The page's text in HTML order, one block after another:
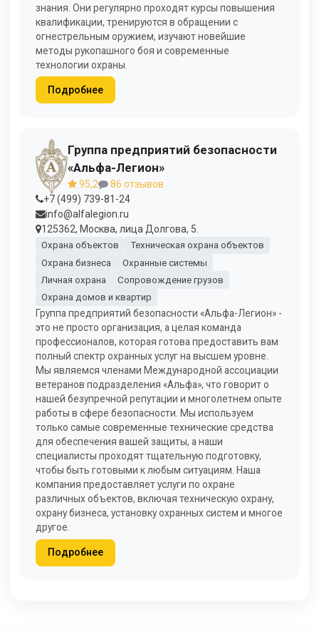
знания. Они регулярно проходят курсы повышения
квалификации, тренируются в обращении с
огнестрельным оружием, изучают новейшие
методы рукопашного боя и современные
технологии охраны.
Подробнее
Группа предприятий безопасности
«Альфа-Легион»
95,2
86 отзывов
+7 (499) 739-81-24
info@alfalegion.ru
125362, Москва, лица Долгова, 5.
Охрана объектов
Техническая охрана объектов
Охрана бизнеса
Охранные системы
Личная охрана
Сопровождение грузов
Охрана домов и квартир
Группа предприятий безопасности «Альфа-Легион» -
это не просто организация, а целая команда
профессионалов, которая готова предоставить вам
полный спектр охранных услуг на высшем уровне.
Мы являемся членами Международной ассоциации
ветеранов подразделения «Альфа», что говорит о
нашей безупречной репутации и многолетнем опыте
работы в сфере безопасности. Мы используем
только самые современные технические средства
для обеспечения вашей защиты, а наши
специалисты проходят тщательную подготовку,
чтобы быть готовыми к любым ситуациям. Наша
компания предоставляет услуги по охране
различных объектов, включая техническую охрану,
охрану бизнеса, установку охранных систем и многое
другое.
Подробнее